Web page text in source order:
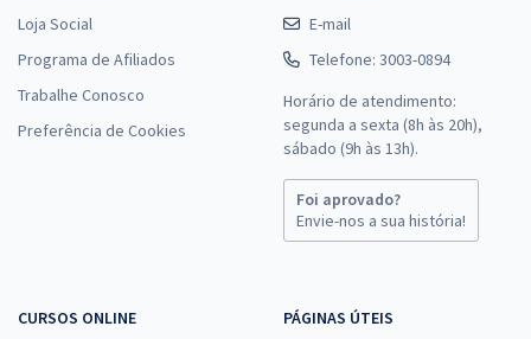
TRT 13ª Região (PB) - Tribunal Regional do Trabalho da 13ª
Região - Conhecimentos Específicos Para o cargo de
Analista Judiciário - Área Judiciária - Especialidade Oficial de
Justiça Avaliador Federal
R$ 26,66
Economize R$ 79,98 (-20%)
Loja Social
Programa de Afiliados
Trabalhe Conosco
Preferência de Cookies
E-mail
Telefone: 3003-0894
Horário de atendimento:
segunda a sexta (8h às 20h),
sábado (9h às 13h).
Foi aprovado?
Envie-nos a sua história!
CURSOS ONLINE
PÁGINAS ÚTEIS